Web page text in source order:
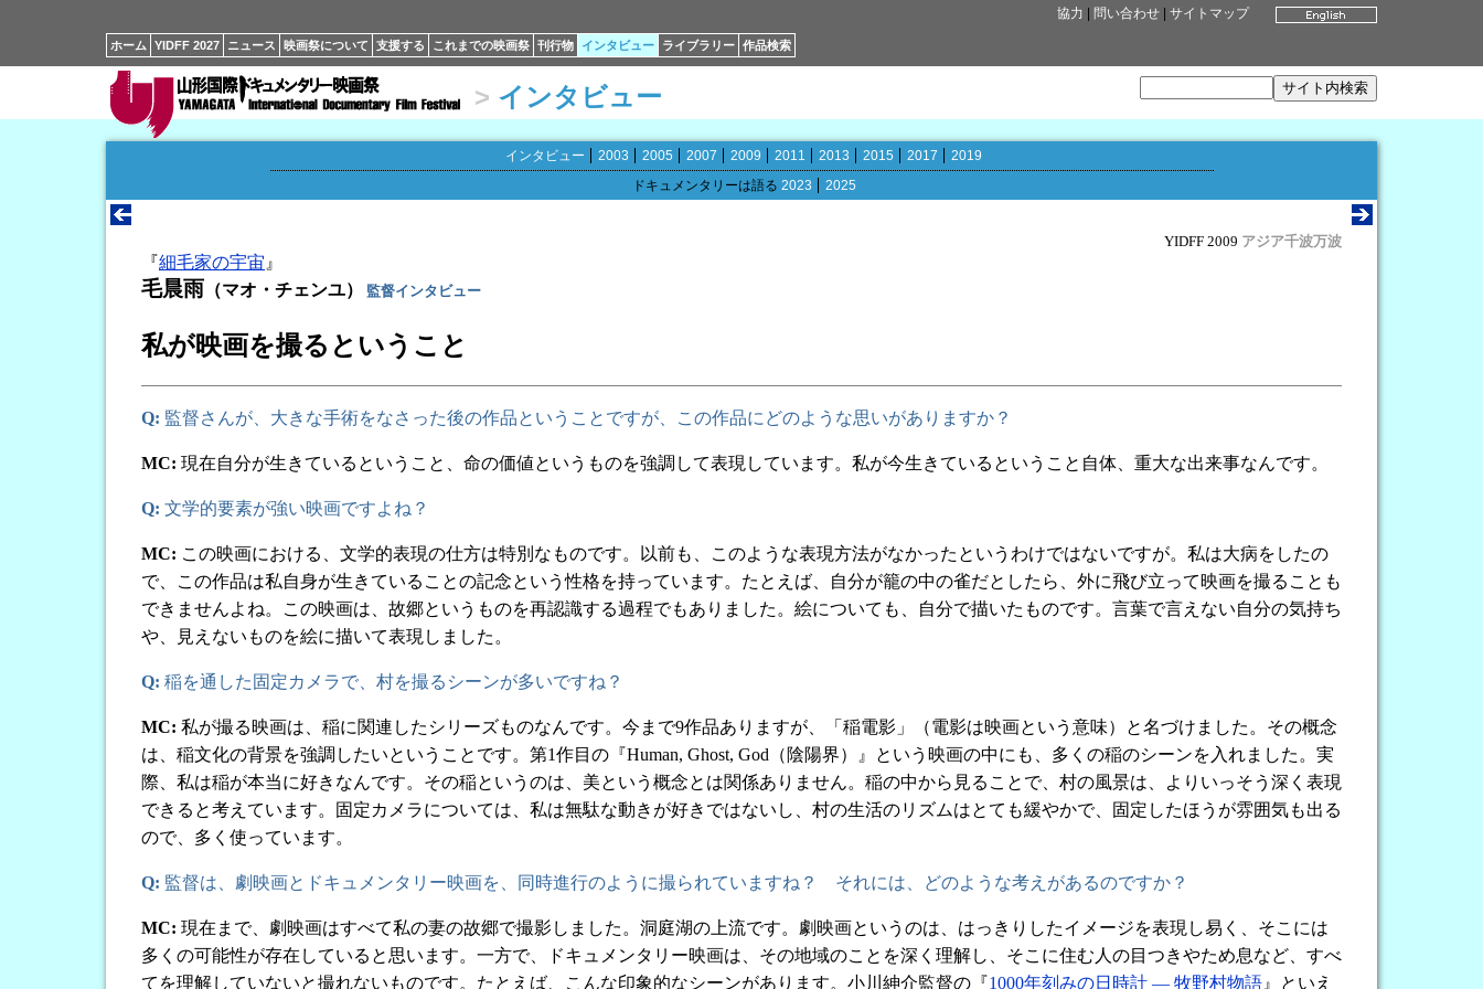
協力 問い合わせ サイトマップ
ホーム YIDFF 2027 ニュース 映画祭について 支援する これまでの映画祭 刊行物 インタビュー ライブラリー 作品検索
> インタビュー
インタビュー 2003 2005 2007 2009 2011 2013 2015 2017
2019
ドキュメンタリーは語る 2023 2025
YIDFF 2009 アジア千波万波
『細毛家の宇宙 』
毛晨雨 （マオ・チェンユ） 監督インタビュー
私が映画を撮るということ
Q: 監督さんが、大きな手術をなさった後の作品ということですが、この作品にどのような思いがありますか？
MC: 現在自分が生きているということ、命の価値というものを強調して表現しています。私が今生きているということ自体、重大な出来事なんです。
Q: 文学的要素が強い映画ですよね？
MC: この映画における、文学的表現の仕方は特別なものです。以前も、このような表現方法がなかったというわけではないですが。私は大病をしたの
で、この作品は私自身が生きていることの記念という性格を持っています。たとえば、自分が籠の中の雀だとしたら、外に飛び立って映画を撮ることも
できませんよね。この映画は、故郷というものを再認識する過程でもありました。絵についても、自分で描いたものです。言葉で言えない自分の気持ち
や、見えないものを絵に描いて表現しました。
Q: 稲を通した固定カメラで、村を撮るシーンが多いですね？
MC: 私が撮る映画は、稲に関連したシリーズものなんです。今まで9作品ありますが、「稲電影」（電影は映画という意味）と名づけました。その概念
は、稲文化の背景を強調したいということです。第1作目の『Human, Ghost, God（陰陽界）』という映画の中にも、多くの稲のシーンを入れました。実
際、私は稲が本当に好きなんです。その稲というのは、美という概念とは関係ありません。稲の中から見ることで、村の風景は、よりいっそう深く表現
できると考えています。固定カメラについては、私は無駄な動きが好きではないし、村の生活のリズムはとても緩やかで、固定したほうが雰囲気も出る
ので、多く使っています。
Q: 監督は、劇映画とドキュメンタリー映画を、同時進行のように撮られていますね？ それには、どのような考えがあるのですか？
MC: 現在まで、劇映画はすべて私の妻の故郷で撮影しました。洞庭湖の上流です。劇映画というのは、はっきりしたイメージを表現し易く、そこには
多くの可能性が存在していると思います。一方で、ドキュメンタリー映画は、その地域のことを深く理解し、そこに住む人の目つきやため息など、すべ
てを理解していないと撮れないものです。たとえば、こんな印象的なシーンがあります。小川紳介監督の『1000年刻みの日時計 ― 牧野村物語 』といえ